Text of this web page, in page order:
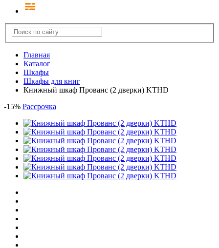
Главная
Каталог
Шкафы
Шкафы для книг
Книжный шкаф Прованс (2 дверки) KTHD
-15% Рассрочка